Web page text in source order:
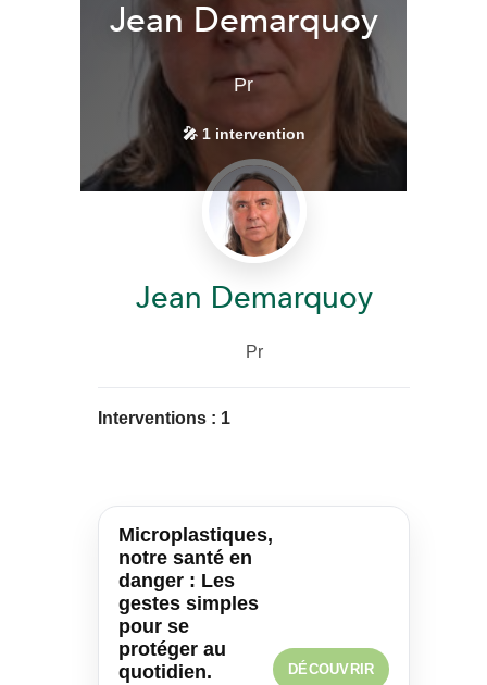
Jean Demarquoy
Pr
🎤 1 intervention
Jean Demarquoy
Pr
Interventions : 1
Microplastiques,
notre santé en
danger : Les
gestes simples
pour se
protéger au
quotidien.
DÉCOUVRIR